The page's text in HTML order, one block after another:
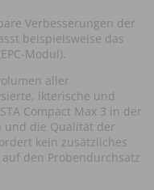
Verbesserungen der
beispielsweise das
Modul).
aller
ikterische und
Compact Max 3 in der
und die Qualität der
kein zusätzliches
den Probendurchsatz